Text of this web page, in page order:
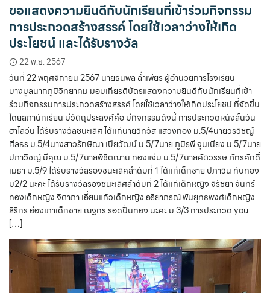
ขอแสดงความยินดีกับนักเรียนที่เข้าร่วมกิจกรรม
การประกวดสร้างสรรค์ โดยใช้เวลาว่างให้เกิด
ประโยชน์ และได้รับรางวัล
22 พ.ย. 2567
วันที่ 22 พฤศจิกายน 2567 นายธนพล ฉ่ำเพียร ผู้อำนวยการโรงเรียน
บางมูลนากภูมิวิทยาคม มอบเกียรติบัตรแสดงความยินดีกับนักเรียนที่เข้า
ร่วมกิจกรรมการประกวดสร้างสรรค์ โดยใช้เวลาว่างให้เกิดประโยชน์ ที่จัดขึ้น
โดยสภานักเรียน มีวัตถุประสงค์คือ มีกิจกรรมดังนี้ การประกวดหนังสั้นวัน
ฮาโลวีน ได้รับรางวัลชนะเลิศ ได้เเก่นายวิทวัส แสวงทอง ม.5/4นายวรวิชญ์
ศีลธร ม.5/4นางสาวรักษิณา เปียวัฒน์ ม.5/7นาย ภูมิรพี จุนเนียง ม.5/7นาย
ปภาวิชญ์ มีคุณ ม.5/7นายพิชิตฌาน ทองแจ่ม ม.5/7นายศัตวรรษ ภัทรศักดิ์
เมธา ม.5/9 ได้รับรางวัลรองชนะเลิศลำดับที่ 1 ได้เเก่เด็กชาย ปภาวิน ทับทอง
ม2/2 นะคะ ได้รับรางวัลรองชนะเลิศลำดับที่ 2 ได้เเก่เด็กหญิง จิรัชยา จันทร์
ทองเด็กหญิง จิตาภา เอี่ยมแก้วเด็กหญิง อริยาภรณ์ พันยุทธพงศ์เด็กหญิง
สิริกร อ่องเภาเด็กชาย ณฐกร รอดปิ่นทอง นะคะ ม.3/3 การประกวด you
[…]